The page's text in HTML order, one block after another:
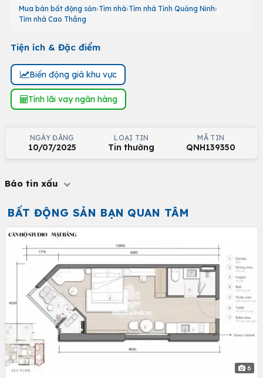
Mua bán bất động sản Tìm nhà Tìm nhà Tỉnh Quảng Ninh
Tìm nhà Cao Thắng
Tiện ích & Đặc điểm
Biến động giá khu vực
Tính lãi vay ngân hàng
NGÀY ĐĂNG
10/07/2025
LOẠI TIN
Tin thường
MÃ TIN
QNH139350
Báo tin xấu
BẤT ĐỘNG SẢN BẠN QUAN TÂM
6